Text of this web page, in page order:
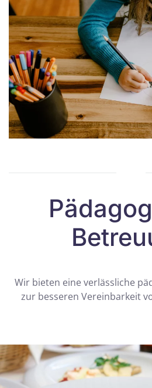
Wir bieten eine verlässliche
zur besseren Vereinbarkeit